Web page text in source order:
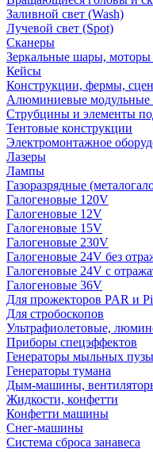
Заливной свет (Wash)
Лучевой свет (Spot)
Сканеры
Зеркальные шары, моторы
Кейсы
Конструкции, фермы,
Алюминиевые модульные
Струбцины и элементы
Тентовые конструкции
Электромонтажное
Лазеры
Лампы
Газоразрядные
Галогеновые 120V
Галогеновые 12V
Галогеновые 15V
Галогеновые 230V
Галогеновые 24V без
Галогеновые 24V с
Галогеновые 36V
Для прожекторов PAR и
Для стробоскопов
Ультрафиолетовые,
Приборы спецэффектов
Генераторы мыльных
Генераторы тумана
Дым-машины,
Жидкости, конфетти
Конфетти машины
Снег-машины
Система сброса занавеса